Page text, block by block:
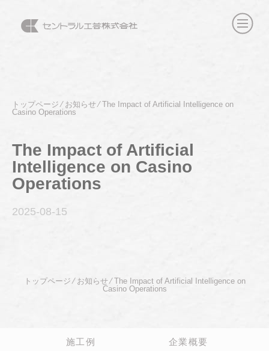
トップページ⁄ お知らせ⁄The Impact of Artificial Intelligence on
Casino Operations
The Impact of Artificial
Intelligence on Casino
Operations
2025-08-15
トップページ ⁄ お知らせ⁄The Impact of Artificial Intelligence on
Casino Operations
施工例 企業概要